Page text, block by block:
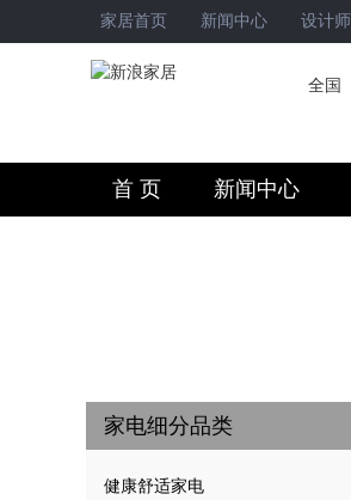
家居首页 新闻中心 设计师
全国
首 页 新闻中心
家电细分品类
健康舒适家电